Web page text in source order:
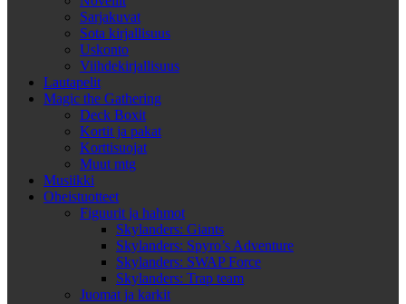
Sarjakuvat
Sota kirjallisuus
Uskonto
Viihdekirjallisuus
Lautapelit
Magic the Gathering
Deck Boxit
Kortit ja pakat
Korttisuojat
Muut mtg
Musiikki
Oheistuotteet
Figuurit ja hahmot
Skylanders: Giants
Skylanders: Spyro’s Adventure
Skylanders: SWAP Force
Skylanders: Trap team
Juomat ja karkit